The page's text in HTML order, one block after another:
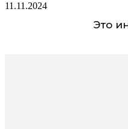
11.11.2024
Это